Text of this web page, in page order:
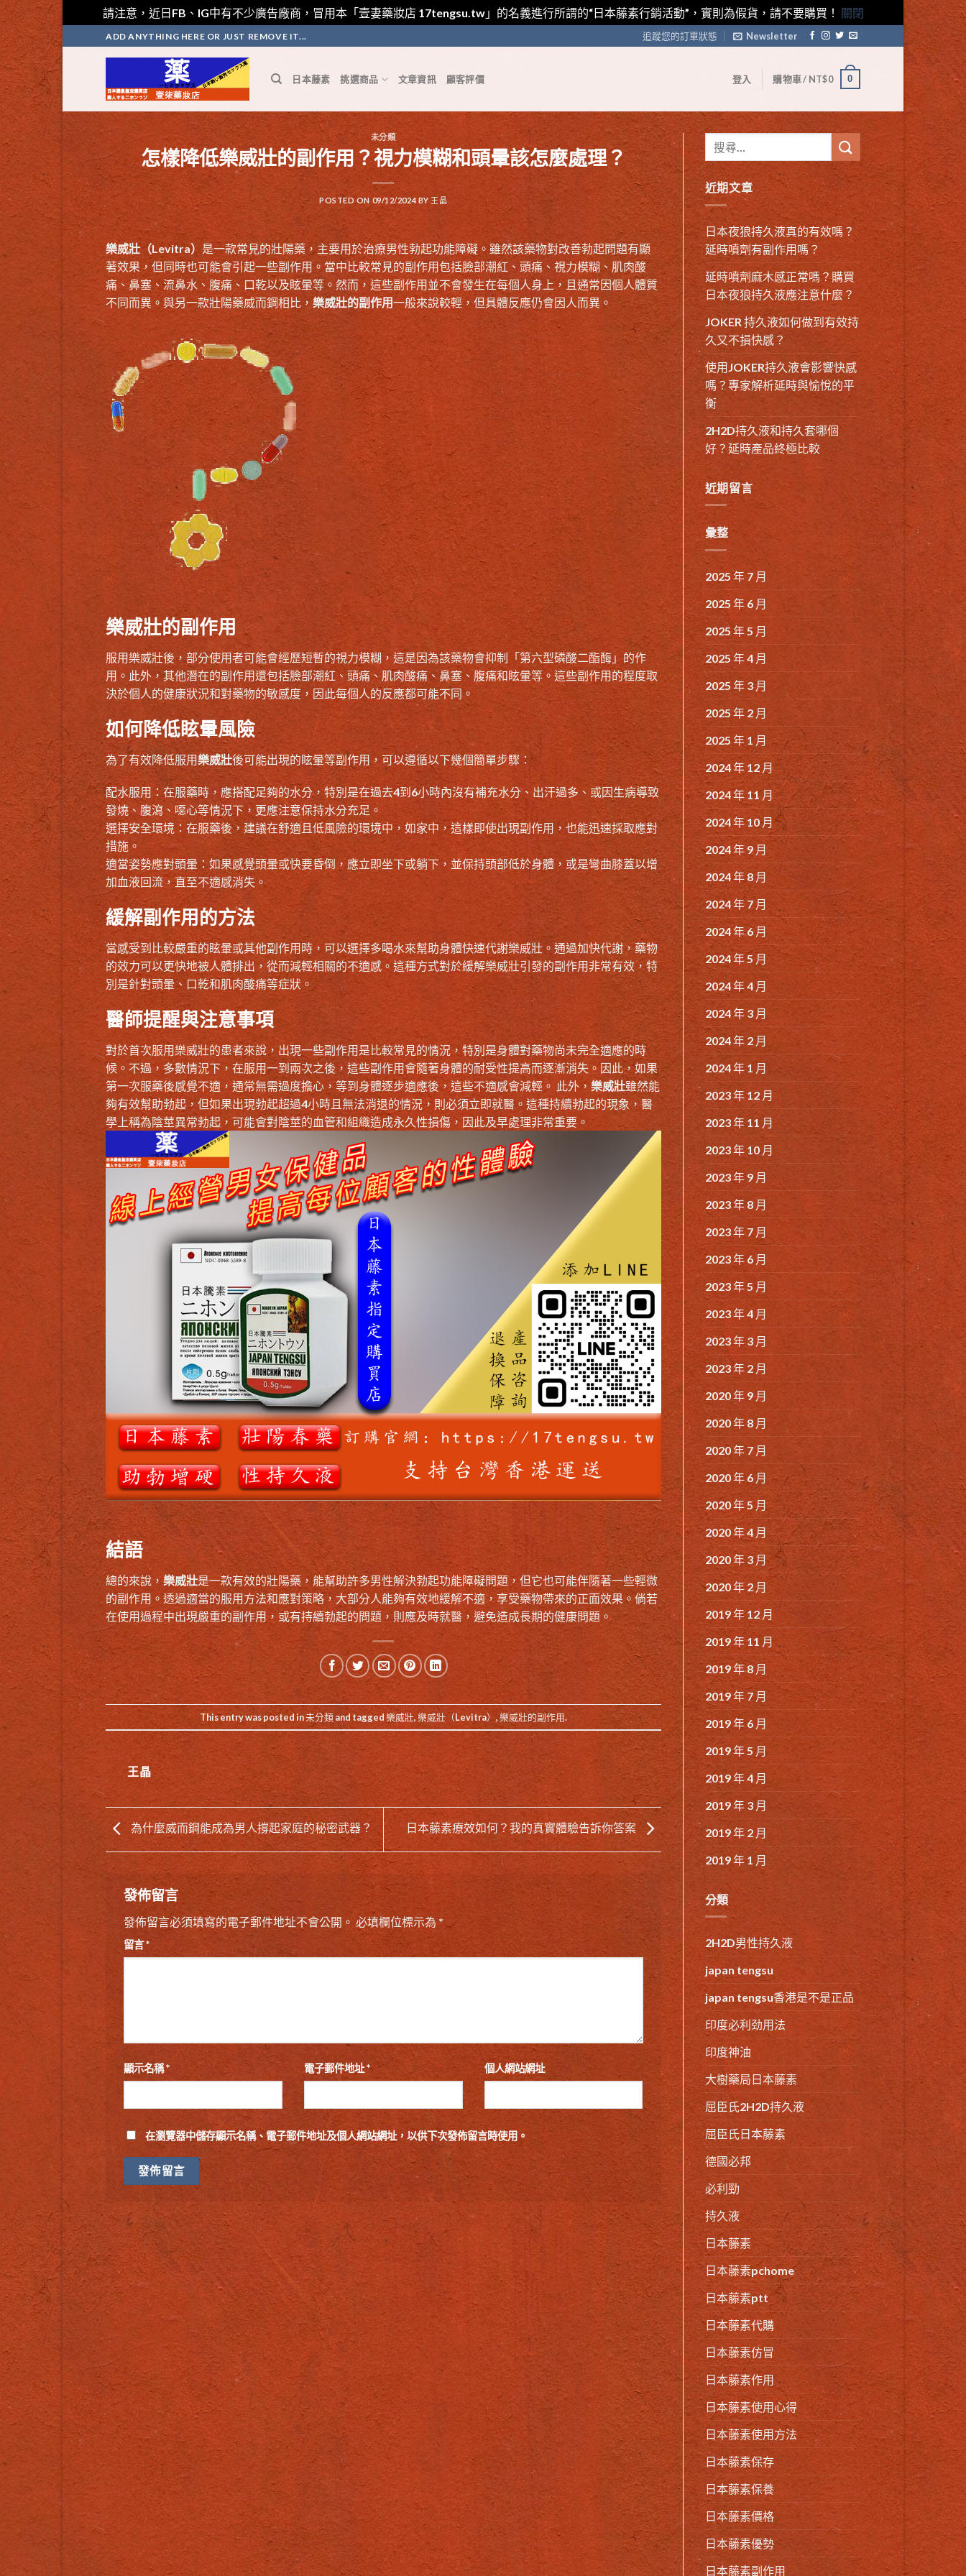
請注意，近日FB、IG中有不少廣告廠商，冒用本「壹妻藥妝店 17tengsu.tw」的名義進行所謂的“日本藤素行銷活動”，實則為假貨，請不要購買！ 關閉
to
ADD ANYTHING HERE OR JUST REMOVE IT... 追蹤您的訂單狀態 Newsletter
日本藤素 挑選商品 文章資訊 顧客評價 登入 購物車 / NT$0 0
未分類
怎樣降低樂威壯的副作用？視力模糊和頭暈該怎麼處理？
POSTED ON 09/12/2024 BY 王晶
樂威壯（Levitra） 是一款常見的壯陽藥，主要用於治療男性勃起功能障礙。雖然該藥物對改善勃起問題有顯
著效果，但同時也可能會引起一些副作用。當中比較常見的副作用包括臉部潮紅、頭痛、視力模糊、肌肉酸
痛、鼻塞、流鼻水、腹痛、口乾以及眩暈等。然而，這些副作用並不會發生在每個人身上，且通常因個人體質
不同而異。與另一款壯陽藥威而鋼相比， 樂威壯的副作用一般來說較輕，但具體反應仍會因人而異。
樂威壯的副作用
服用樂威壯後，部分使用者可能會經歷短暫的視力模糊，這是因為該藥物會抑制「第六型磷酸二酯酶」的作
用。此外，其他潛在的副作用還包括臉部潮紅、頭痛、肌肉酸痛、鼻塞、腹痛和眩暈等。這些副作用的程度取
決於個人的健康狀況和對藥物的敏感度，因此每個人的反應都可能不同。
如何降低眩暈風險
為了有效降低服用樂威壯後可能出現的眩暈等副作用，可以遵循以下幾個簡單步驟：
配水服用：在服藥時，應搭配足夠的水分，特別是在過去4到6小時內沒有補充水分、出汗過多、或因生病導致
發燒、腹瀉、噁心等情況下，更應注意保持水分充足。
選擇安全環境：在服藥後，建議在舒適且低風險的環境中，如家中，這樣即使出現副作用，也能迅速採取應對
措施。
適當姿勢應對頭暈：如果感覺頭暈或快要昏倒，應立即坐下或躺下，並保持頭部低於身體，或是彎曲膝蓋以增
加血液回流，直至不適感消失。
緩解副作用的方法
當感受到比較嚴重的眩暈或其他副作用時，可以選擇多喝水來幫助身體快速代謝樂威壯。通過加快代謝，藥物
的效力可以更快地被人體排出，從而減輕相關的不適感。這種方式對於緩解樂威壯引發的副作用非常有效，特
別是針對頭暈、口乾和肌肉酸痛等症狀。
醫師提醒與注意事項
對於首次服用樂威壯的患者來說，出現一些副作用是比較常見的情況，特別是身體對藥物尚未完全適應的時
候。不過，多數情況下，在服用一到兩次之後，這些副作用會隨著身體的耐受性提高而逐漸消失。因此，如果
第一次服藥後感覺不適，通常無需過度擔心，等到身體逐步適應後，這些不適感會減輕。 此外， 樂威壯雖然能
夠有效幫助勃起，但如果出現勃起超過4小時且無法消退的情況，則必須立即就醫。這種持續勃起的現象，醫
學上稱為陰莖異常勃起，可能會對陰莖的血管和組織造成永久性損傷，因此及早處理非常重要。
結語
總的來說，樂威壯是一款有效的壯陽藥，能幫助許多男性解決勃起功能障礙問題，但它也可能伴隨著一些輕微
的副作用。透過適當的服用方法和應對策略，大部分人能夠有效地緩解不適，享受藥物帶來的正面效果。倘若
在使用過程中出現嚴重的副作用，或有持續勃起的問題，則應及時就醫，避免造成長期的健康問題。
This entry was posted in未分類and tagged樂威壯,樂威壯（Levitra） ,樂威壯的副作用.
王晶
為什麼威而鋼能成為男人撐起家庭的秘密武器？ 日本藤素療效如何？我的真實體驗告訴你答案
發佈留言
發佈留言必須填寫的電子郵件地址不會公開。 必填欄位標示為 *
留言*
顯示名稱* 電子郵件地址* 個人網站網址
在瀏覽器中儲存顯示名稱、電子郵件地址及個人網站網址，以供下次發佈留言時使用。
近期文章
日本夜狼持久液真的有效嗎？
延時噴劑有副作用嗎？
延時噴劑麻木感正常嗎？購買
日本夜狼持久液應注意什麼？
JOKER 持久液如何做到有效持
久又不損快感？
使用JOKER持久液會影響快感
嗎？專家解析延時與愉悅的平
衡
2H2D持久液和持久套哪個
好？延時產品終極比較
近期留言
彙整
2025 年 7 月
2025 年 6 月
2025 年 5 月
2025 年 4 月
2025 年 3 月
2025 年 2 月
2025 年 1 月
2024 年 12 月
2024 年 11 月
2024 年 10 月
2024 年 9 月
2024 年 8 月
2024 年 7 月
2024 年 6 月
2024 年 5 月
2024 年 4 月
2024 年 3 月
2024 年 2 月
2024 年 1 月
2023 年 12 月
2023 年 11 月
2023 年 10 月
2023 年 9 月
2023 年 8 月
2023 年 7 月
2023 年 6 月
2023 年 5 月
2023 年 4 月
2023 年 3 月
2023 年 2 月
2020 年 9 月
2020 年 8 月
2020 年 7 月
2020 年 6 月
2020 年 5 月
2020 年 4 月
2020 年 3 月
2020 年 2 月
2019 年 12 月
2019 年 11 月
2019 年 8 月
2019 年 7 月
2019 年 6 月
2019 年 5 月
2019 年 4 月
2019 年 3 月
2019 年 2 月
2019 年 1 月
分類
2H2D男性持久液
japan tengsu
japan tengsu香港是不是正品
印度必利劲用法
印度神油
大樹藥局日本藤素
屈臣氏2H2D持久液
屈臣氏日本藤素
德國必邦
必利勁
持久液
日本藤素
日本藤素pchome
日本藤素ptt
日本藤素代購
日本藤素仿冒
日本藤素作用
日本藤素使用心得
日本藤素使用方法
日本藤素保存
日本藤素保養
日本藤素價格
日本藤素優勢
日本藤素副作用